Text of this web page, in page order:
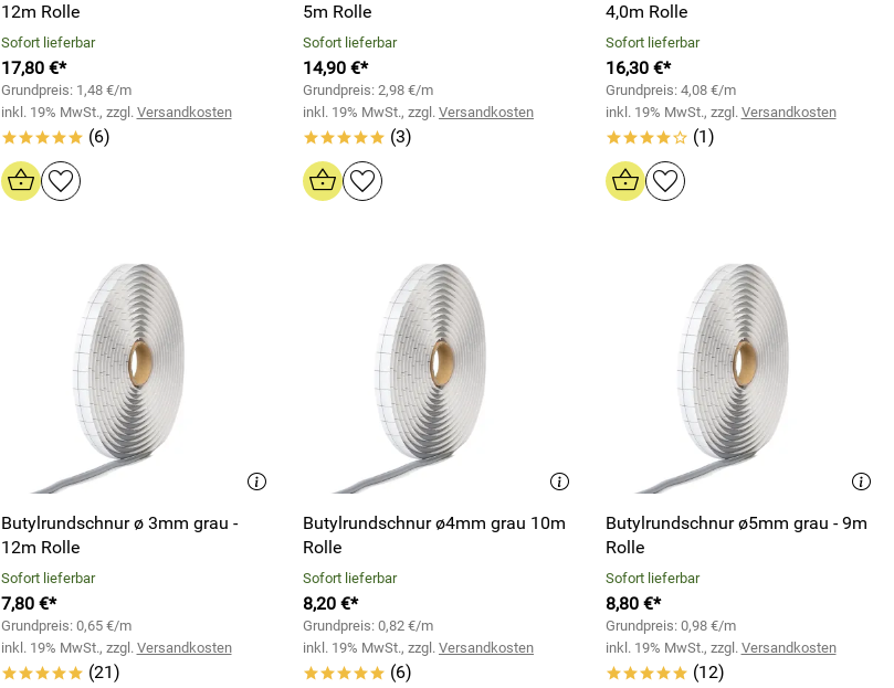
12m Rolle
Sofort lieferbar
17,80 €*
Grundpreis: 1,48 €/m
inkl. 19% MwSt., zzgl. Versandkosten
***** (6)
5m Rolle
Sofort lieferbar
14,90 €*
Grundpreis: 2,98 €/m
inkl. 19% MwSt., zzgl. Versandkosten
***** (3)
4,0m Rolle
Sofort lieferbar
16,30 €*
Grundpreis: 4,08 €/m
inkl. 19% MwSt., zzgl. Versandkosten
****o (1)
Butylrundschnur ø 3mm grau -
12m Rolle
Sofort lieferbar
7,80 €*
Grundpreis: 0,65 €/m
inkl. 19% MwSt., zzgl. Versandkosten
***** (21)
Butylrundschnur ø4mm grau 10m
Rolle
Sofort lieferbar
8,20 €*
Grundpreis: 0,82 €/m
inkl. 19% MwSt., zzgl. Versandkosten
***** (6)
Butylrundschnur ø5mm grau - 9m
Rolle
Sofort lieferbar
8,80 €*
Grundpreis: 0,98 €/m
inkl. 19% MwSt., zzgl. Versandkosten
***** (12)